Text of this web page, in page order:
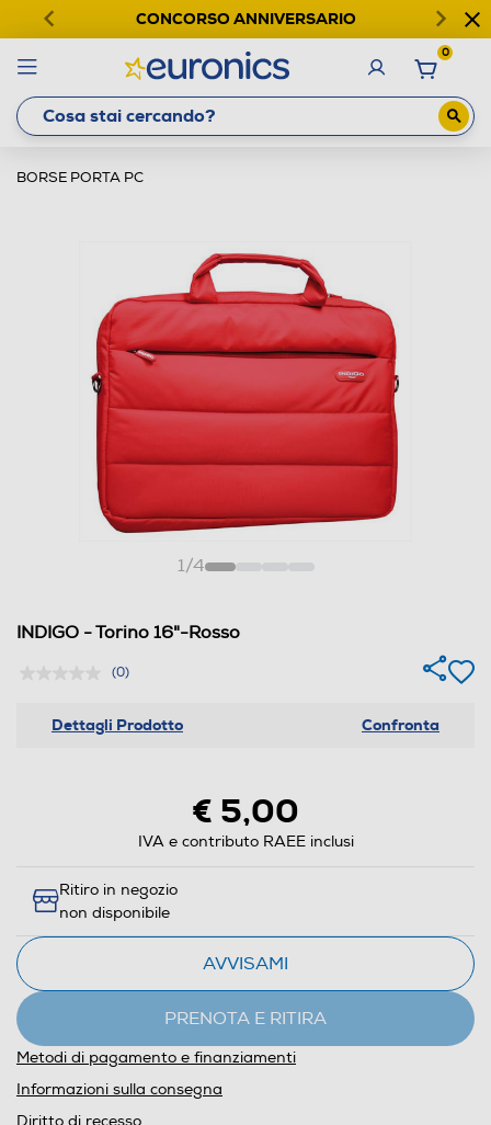
CONCORSO ANNIVERSARIO
0
BORSE PORTA PC
1/4
INDIGO - Torino 16"-Rosso
(0)
Dettagli Prodotto Confronta
€ 5,00
IVA e contributo RAEE inclusi
Ritiro in negozio
non disponibile
AVVISAMI
PRENOTA E RITIRA
Metodi di pagamento e finanziamenti
Informazioni sulla consegna
Diritto di recesso